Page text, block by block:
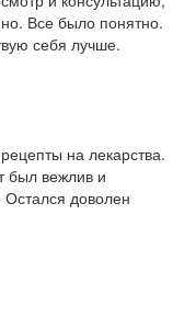
Все было понятно.
себя лучше.
на лекарства.
был вежлив и
Остался доволен